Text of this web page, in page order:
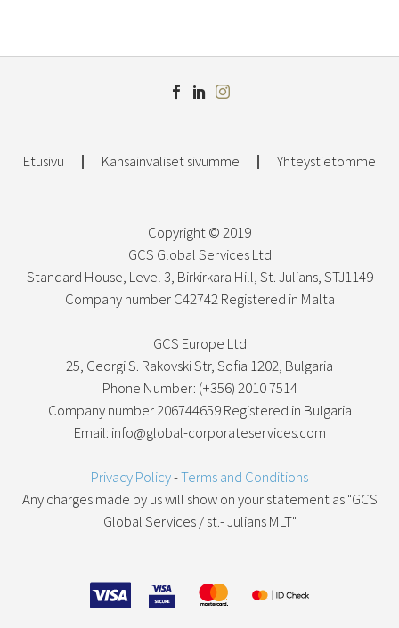
Etusivu Kansainväliset sivumme Yhteystietomme
Copyright © 2019
GCS Global Services Ltd
Standard House, Level 3, Birkirkara Hill, St. Julians, STJ1149
Company number C42742 Registered in Malta
GCS Europe Ltd
25, Georgi S. Rakovski Str, Sofia 1202, Bulgaria
Phone Number: (+356) 2010 7514
Company number 206744659 Registered in Bulgaria
Email: info@global-corporateservices.com
Privacy Policy-Terms and Conditions
Any charges made by us will show on your statement as "GCS
Global Services / st.- Julians MLT"